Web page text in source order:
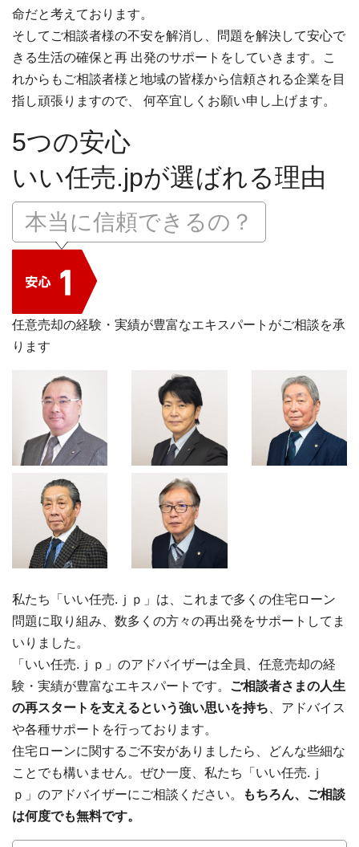
命だと考えております。
そしてご相談者様の不安を解消し、問題を解決して安心で
きる生活の確保と再 出発のサポートをしていきます。こ
れからもご相談者様と地域の皆様から信頼される企業を目
指し頑張りますので、 何卒宜しくお願い申し上げます。
5つの安心
いい任売.jpが選ばれる理由
本当に信頼できるの？
任意売却の経験・実績が豊富なエキスパートがご相談を承
ります
私たち「いい任売.ｊｐ」は、これまで多くの住宅ローン
問題に取り組み、数多くの方々の再出発をサポートしてま
いりました。
「いい任売.ｊｐ」のアドバイザーは全員、任意売却の経
験・実績が豊富なエキスパートです。
ご相談者さまの人生
の再スタートを支えるという強い思いを持ち 、アドバイス
や各種サポートを行っております。
住宅ローンに関するご不安がありましたら、どんな些細な
ことでも構いません。ぜひ一度、私たち「いい任売.ｊ
ｐ」のアドバイザーにご相談ください。
もちろん、ご相談
は何度でも無料です。